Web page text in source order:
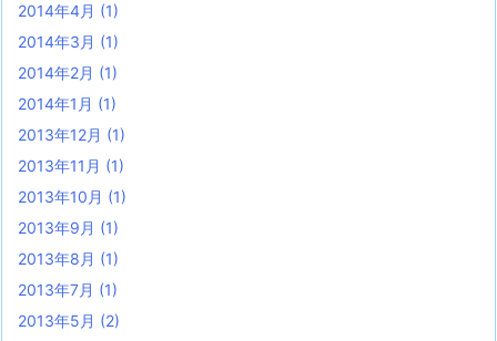
2014年4月 (1)
2014年3月 (1)
2014年2月 (1)
2014年1月 (1)
2013年12月 (1)
2013年11月 (1)
2013年10月 (1)
2013年9月 (1)
2013年8月 (1)
2013年7月 (1)
2013年5月 (2)